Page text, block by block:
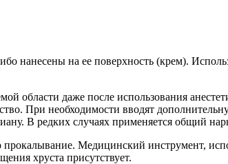
нанесены на ее поверхность (крем).
области даже после использования
При необходимости вводят
В редких случаях применяется общий
Медицинский инструмент,
хруста присутствует.